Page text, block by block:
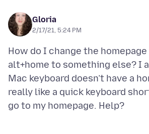
Gloria
2/17/21, 5:24 PM
How do I change the
alt+home to something else? I
Mac keyboard doesn’t have a
really like a quick keyboard